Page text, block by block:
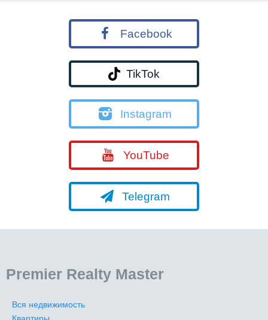
Facebook
TikTok
Instagram
YouTube
Telegram
Premier Realty Master
Вся недвижимость